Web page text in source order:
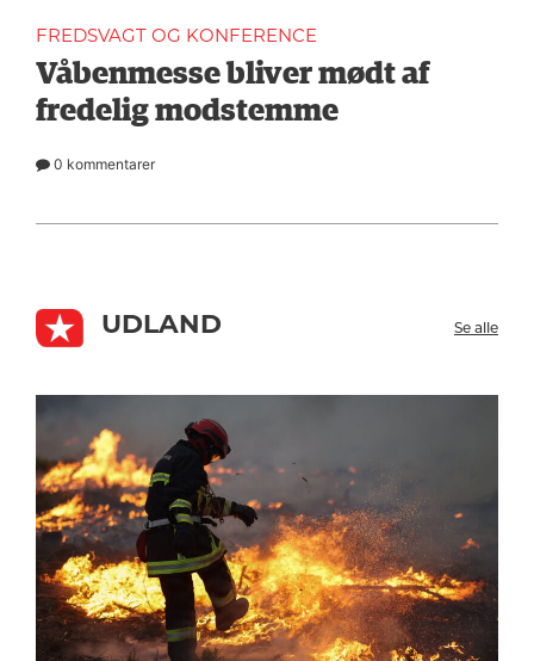
FREDSVAGT OG KONFERENCE
Våbenmesse bliver mødt af
fredelig modstemme
0 kommentarer
UDLAND Se alle